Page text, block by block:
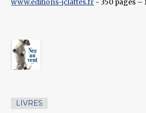
www.editions-jclattes.fr - 350 pages –
LIVRES